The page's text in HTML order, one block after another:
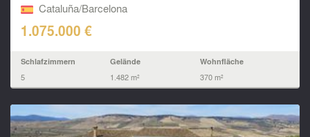
Cataluña/Barcelona
1.075.000 €
Schlafzimmern
5
Gelände
1.482 m²
Wohnfläche
370 m²